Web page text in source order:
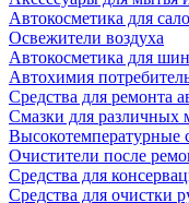
Автокосметика для
Освежители воздуха
Автокосметика для
Автохимия
Средства для ремонта
Смазки для различных
Высокотемпературные
Очистители после
Средства для
Средства для очистки